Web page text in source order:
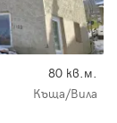
80 кв.м.
Къща/Вила